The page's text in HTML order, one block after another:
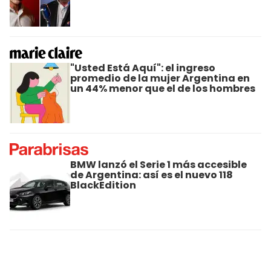
"Usted Está Aquí": el ingreso
promedio de la mujer Argentina en
un 44% menor que el de los hombres
BMW lanzó el Serie 1 más accesible
de Argentina: así es el nuevo 118
BlackEdition